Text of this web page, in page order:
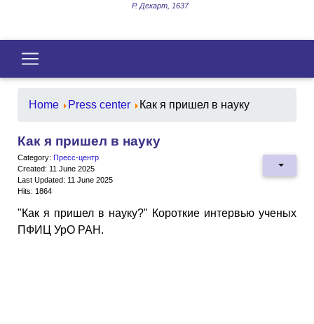
Р. Декарт, 1637
Home Press center Как я пришел в науку
Как я пришел в науку
Category: Пресс-центр
Created: 11 June 2025
Last Updated: 11 June 2025
Hits: 1864
"Как я пришел в науку?" Короткие интервью ученых
ПФИЦ УрО РАН.